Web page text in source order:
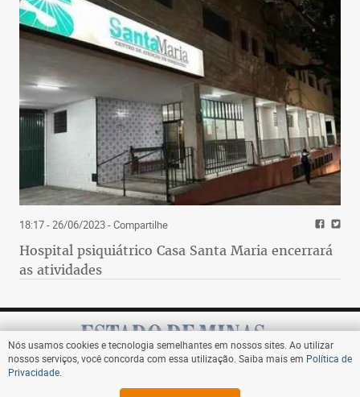
18:17 - 26/06/2023- Compartilhe
Hospital psiquiátrico Casa Santa Maria encerrará
as atividades
Assine
Nós usamos cookies e tecnologia semelhantes em nossos sites. Ao utilizar
nossos serviços, você concorda com essa utilização. Saiba mais em Política de
Privacidade